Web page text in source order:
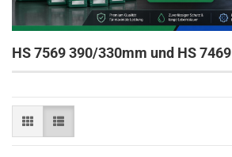
HS 7569 390/330mm und HS 7469